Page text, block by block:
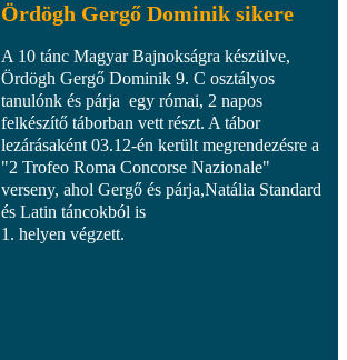
Ördögh Gergő Dominik sikere
A 10 tánc Magyar Bajnokságra készülve,
Ördögh Gergő Dominik 9. C osztályos
tanulónk és párja egy római, 2 napos
felkészítő táborban vett részt. A tábor
lezárásaként 03.12-én került megrendezésre a
"2 Trofeo Roma Concorse Nazionale"
verseny, ahol Gergő és párja,Natália Standard
és Latin táncokból is
1. helyen végzett.